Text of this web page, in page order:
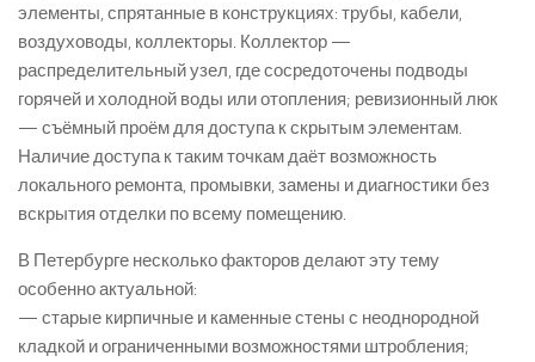
элементы, спрятанные в конструкциях: трубы, кабели,
воздуховоды, коллекторы. Коллектор —
распределительный узел, где сосредоточены подводы
горячей и холодной воды или отопления; ревизионный люк
— съёмный проём для доступа к скрытым элементам.
Наличие доступа к таким точкам даёт возможность
локального ремонта, промывки, замены и диагностики без
вскрытия отделки по всему помещению.
В Петербурге несколько факторов делают эту тему
особенно актуальной:
— старые кирпичные и каменные стены с неоднородной
кладкой и ограниченными возможностями штробления;